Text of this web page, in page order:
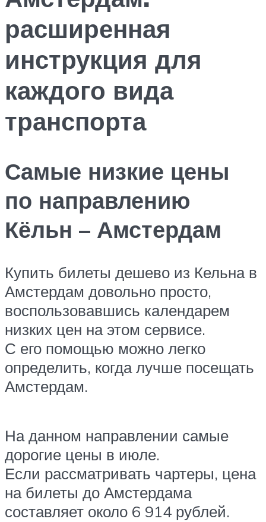
расширенная
инструкция для
каждого вида
транспорта
Самые низкие цены
по направлению
Кёльн – Амстердам
Купить билеты дешево из Кельна в
Амстердам довольно просто,
воспользовавшись календарем
низких цен на этом сервисе.
С его помощью можно легко
определить, когда лучше посещать
Амстердам.
На данном направлении самые
дорогие цены в июле.
Если рассматривать чартеры, цена
на билеты до Амстердама
составляет около 6 914 рублей.